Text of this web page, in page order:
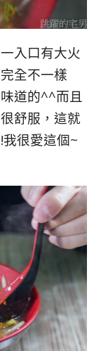
入口有大火
全不一樣
道的^^而且
舒服，這就
很愛這個~